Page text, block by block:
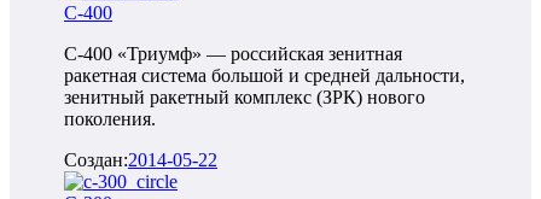
С-400
С-400 «Триумф» — российская зенитная
ракетная система большой и средней дальности,
зенитный ракетный комплекс (ЗРК) нового
поколения.
Создан:2014-05-22